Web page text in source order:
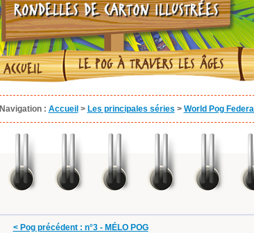
RONDELLES DE CARTON ILLUSTRÉES
ACCUEIL LE POG À TRAVERS LES ÂGES
Navigation : Accueil > Les principales séries > World Pog
< Pog précédent : n°3 - MÉLO POG